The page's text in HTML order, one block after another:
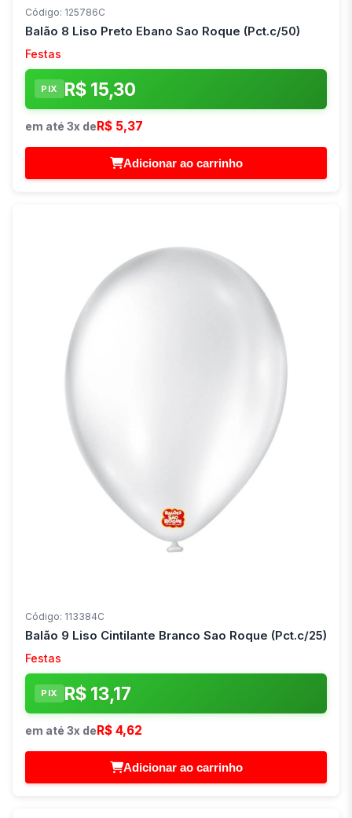
Código: 125786C
Balão 8 Liso Preto Ebano Sao Roque (Pct.c/50)
Festas
PIX R$ 15,30
em até 3x deR$ 5,37
Adicionar ao carrinho
Código: 113384C
Balão 9 Liso Cintilante Branco Sao Roque (Pct.c/25)
Festas
PIX R$ 13,17
em até 3x deR$ 4,62
Adicionar ao carrinho